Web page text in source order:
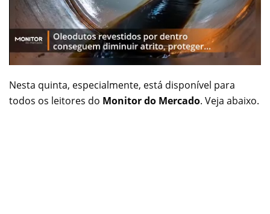
Nesta quinta, especialmente, está disponível para
todos os leitores do Monitor do Mercado. Veja abaixo.